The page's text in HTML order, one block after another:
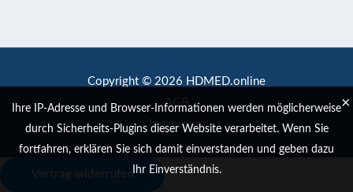
Copyright © 2026 HDMED.online
AGB
Impressum
Vertrag widerrufen
Ihre IP-Adresse und Browser-Informationen werden möglicherweise
durch Sicherheits-Plugins dieser Website verarbeitet. Wenn Sie
fortfahren, erklären Sie sich damit einverstanden und geben dazu
Ihr Einverständnis.
×